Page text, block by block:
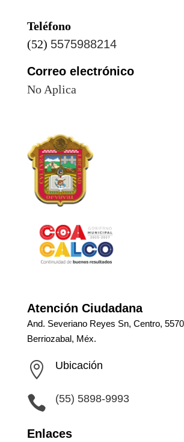
Teléfono
(52) 5575988214
Correo electrónico
No Aplica
Atención Ciudadana
And. Severiano Reyes Sn, Centro,
Berriozabal, Méx.
 Ubicación
 (55) 5898-9993
Enlaces